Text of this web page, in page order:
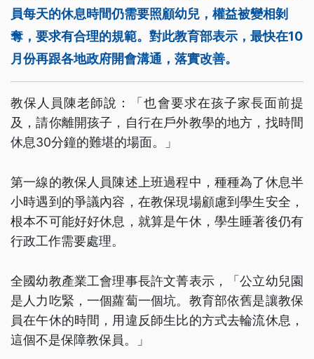
員每天的休息時間仍需要照顧幼兒，權益被變相剝
奪，要求有合理的規範。對此教育部表示，最快在10
月份再跟各地政府開會溝通，落實改善。
教保人員陳老師說：「也會要求在孩子家長面前提
及，請你離開孩子，自行在戶外教學的地方，找時間
休息30分鐘的難堪的場面。」
第一線的教保人員陳述上班過程中，種種為了休息半
小時遇到的爭議內容，在教保現場顧慮到學生安全，
根本不可能好好休息，就算是午休，學生睡著後仍有
行政工作需要處理。
全國幼教產業工會理事長許文菁表示，「公立幼兒園
是人力吃緊，一個蘿蔔一個坑。教育部依舊是讓教保
員在午休的時間，用違反師生比的方式去輪流休息，
這個不是保障教保員。」